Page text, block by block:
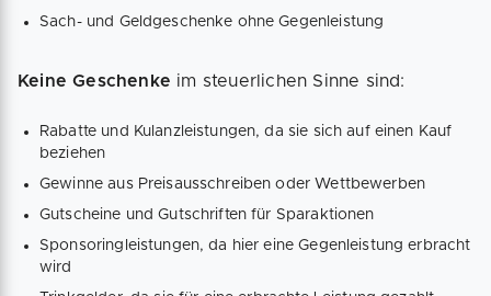
Sach- und Geldgeschenke ohne Gegenleistung
Keine Geschenke im steuerlichen Sinne sind:
Rabatte und Kulanzleistungen, da sie sich auf einen Kauf
beziehen
Gewinne aus Preisausschreiben oder Wettbewerben
Gutscheine und Gutschriften für Sparaktionen
Sponsoringleistungen, da hier eine Gegenleistung erbracht
wird